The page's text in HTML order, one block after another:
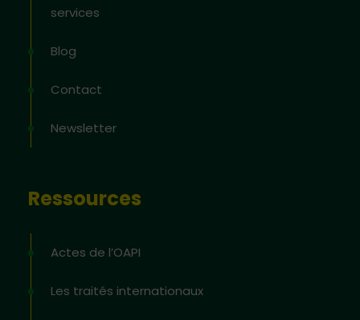
services
Blog
Contact
Newsletter
Ressources
Actes de l’OAPI
Les traités internationaux